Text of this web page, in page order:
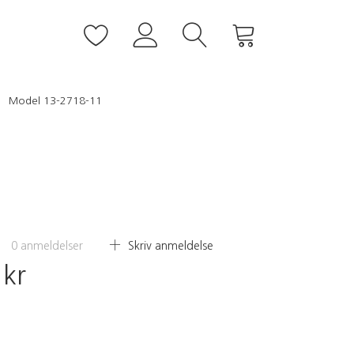
Model 13-2718-11
0 anmeldelser Skriv anmeldelse